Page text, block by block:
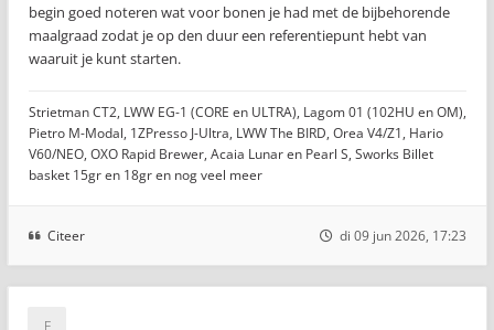
begin goed noteren wat voor bonen je had met de bijbehorende
maalgraad zodat je op den duur een referentiepunt hebt van
waaruit je kunt starten.
Strietman CT2, LWW EG-1 (CORE en ULTRA), Lagom 01 (102HU en OM),
Pietro M-Modal, 1ZPresso J-Ultra, LWW The BIRD, Orea V4/Z1, Hario
V60/NEO, OXO Rapid Brewer, Acaia Lunar en Pearl S, Sworks Billet
basket 15gr en 18gr en nog veel meer
Citeer di 09 jun 2026, 17:23